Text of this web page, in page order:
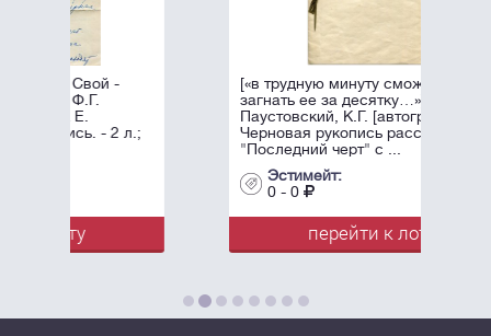
[«в трудную минуту сможете
загнать ее за десятку…»]
Паустовский, К.Г. [автограф].
Черновая рукопись рассказа
"Последний черт" с ...
перейти к лоту